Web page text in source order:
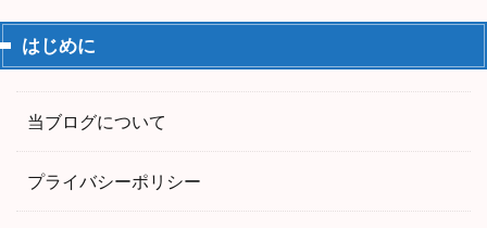
はじめに
当ブログについて
プライバシーポリシー